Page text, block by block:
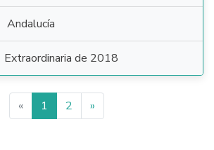
Andalucía
Extraordinaria de 2018
« 1 2 »